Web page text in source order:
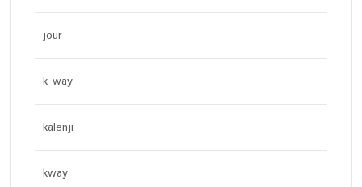
jour
k way
kalenji
kway